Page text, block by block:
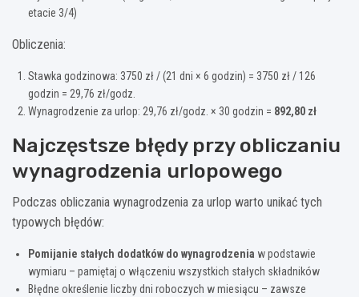
etacie 3/4)
Obliczenia:
Stawka godzinowa: 3750 zł / (21 dni × 6 godzin) = 3750 zł / 126
godzin = 29,76 zł/godz.
Wynagrodzenie za urlop: 29,76 zł/godz. × 30 godzin = 892,80 zł
Najczęstsze błędy przy obliczaniu
wynagrodzenia urlopowego
Podczas obliczania wynagrodzenia za urlop warto unikać tych
typowych błędów:
Pomijanie stałych dodatków do wynagrodzenia w podstawie
wymiaru – pamiętaj o włączeniu wszystkich stałych składników
Błędne określenie liczby dni roboczych w miesiącu – zawsze